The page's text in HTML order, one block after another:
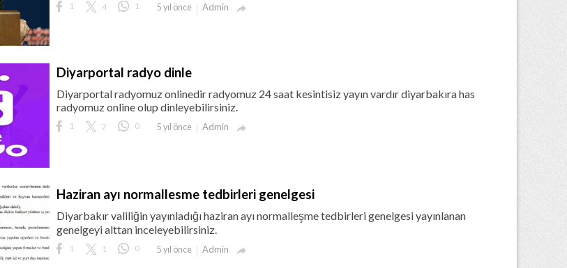
1 4 1 5 yıl önce Admin 
Diyarportal radyo dinle
Diyarportal radyomuz onlinedir radyomuz 24 saat kesintisiz yayın vardır diyarbakıra has
radyomuz online olup dinleyebilirsiniz.
1 2 0 5 yıl önce Admin 
Haziran ayı normallesme tedbirleri genelgesi
Diyarbakır valiliğin yayınladığı haziran ayı normalleşme tedbirleri genelgesi yayınlanan
genelgeyi alttan inceleyebilirsiniz.
1 1 0 5 yıl önce Admin 